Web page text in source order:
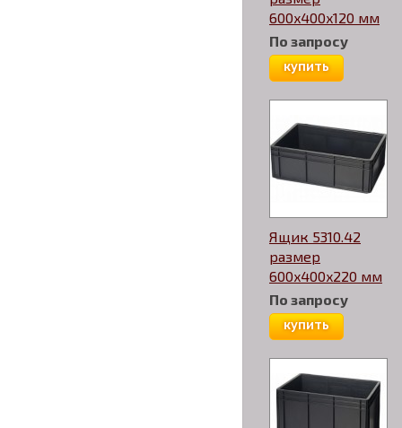
600x400x120 мм
По запросу
купить
Ящик 5310.42
размер
600x400x220 мм
По запросу
купить